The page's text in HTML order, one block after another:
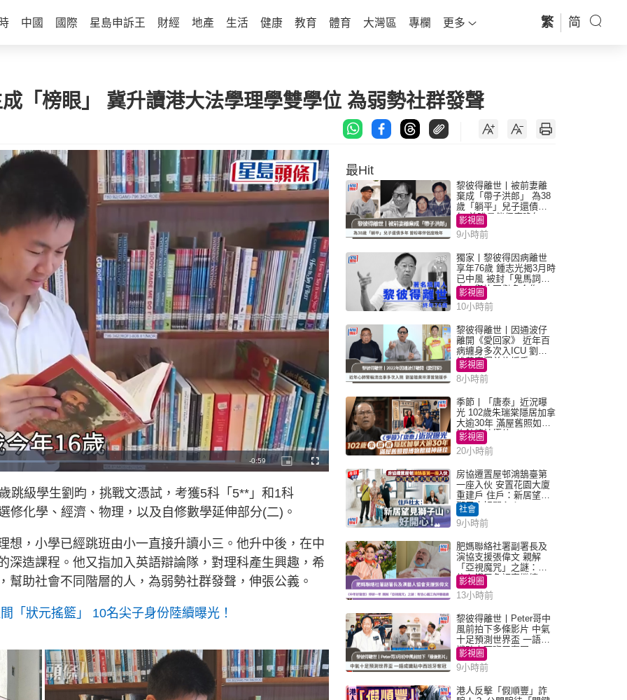
中國 國際 星島申訴王 財經 地產 生活 健康 教育 體育 大灣區 專欄 更多 繁 简
「榜眼」 冀升讀港大法學理學雙學位 為弱勢社群發聲
R
i
n
T
i
-0:59
P
i
u
-
c
t
u
r
e
F
u
跳級學生劉昀，挑戰文憑試，考獲5科「5**」和1科
修化學、經濟、物理，以及自修數學延伸部分(二)。
想，小學已經跳班由小一直接升讀小三。他升中後，在中
深造課程。他又指加入英語辯論隊，對理科產生興趣，希
助社會不同階層的人，為弱勢社群發聲，伸張公義。
「狀元搖籃」 10名尖子身份陸續曝光！
最Hit
黎彼得離世丨被前妻離
棄成「帶子洪郎」 為38
歲「躺平」兒子還債多
年 曾盼尋伴侶度晚年
影視圈
9小時前
獨家丨黎彼得因病離世
享年76歲 鍾志光揭3月時
已中風 被封「鬼馬詞
人」與許冠傑多合作
影視圈
10小時前
黎彼得離世丨因通波仔
離開《愛回家》 近年百
病纏身多次入ICU 劉鑾
雄黃宗澤曾施援手
影視圈
8小時前
季節丨「唐泰」近況曝
光 102歲朱瑞棠隱居加拿
大逾30年 滿屋舊照如博
物館精神極佳
影視圈
20小時前
房協遷置屋邨鴻鵠臺第
一座入伙 安置花園大廈
重建戶 住戶：新居望見
獅子山好開心！
社會
9小時前
肥媽聯絡社署副署長及
演協支援張偉文 親解
「亞視魔咒」之謎：有
信心鐵三角評審繼續
影視圈
13小時前
黎彼得離世丨Peter哥中
風前拍下多條影片 中氣
十足預測世界盃 一語成
讖貼中西班牙奪冠
影視圈
9小時前
港人反擊「假順豐」詐